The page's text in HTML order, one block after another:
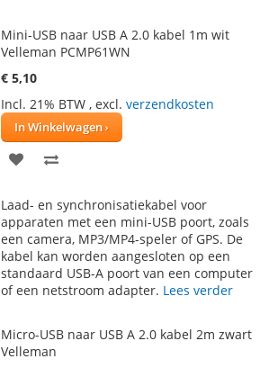
Mini-USB naar USB A 2.0 kabel 1m wit
Velleman PCMP61WN
€ 5,10
Incl. 21% BTW , excl. verzendkosten
In Winkelwagen
VOEG
AAN
VERLANGLIJST
TE
VERGELIJKEN
Laad- en synchronisatiekabel voor
apparaten met een mini-USB poort, zoals
een camera, MP3/MP4-speler of GPS. De
kabel kan worden aangesloten op een
standaard USB-A poort van een computer
of een netstroom adapter. Lees verder
Micro-USB naar USB A 2.0 kabel 2m zwart
Velleman